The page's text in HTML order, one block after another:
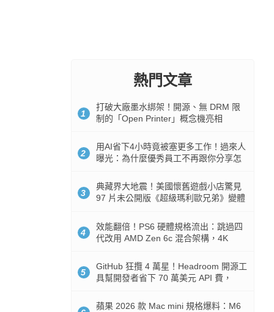
熱門文章
1
打破大廠墨水綁架！開源、無 DRM 限
制的「Open Printer」概念機亮相
2
用AI省下4小時竟被塞更多工作！過來人
曝光：為什麼優秀員工不再跟你分享怎
3
典藏界大地震！美國懷舊遊戲小店驚見
97 片未公開版《超級瑪利歐兄弟》變體
4
效能翻倍！PS6 硬體規格流出：跳過四
代改用 AMD Zen 6c 混合架構，4K
5
GitHub 狂攬 4 萬星！Headroom 開源工
具幫開發者省下 70 萬美元 API 費，
蘋果 2026 款 Mac mini 規格爆料：M6